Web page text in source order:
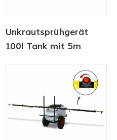
Unkrautsprühgerät
100l Tank mit 5m